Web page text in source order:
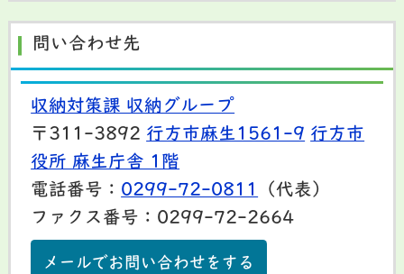
問い合わせ先
収納対策課 収納グループ
〒311-3892 行方市麻生1561-9 行方市
役所 麻生庁舎 1階
電話番号： 0299-72-0811
（代表）
ファクス番号：0299-72-2664
メールでお問い合わせをする